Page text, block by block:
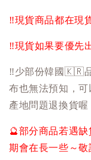
‼️現貨商品都在現
‼️現貨如果要優先
‼️少部份韓國 🇰🇷
布也無法預知，
產地問題退換貨喔
🔮部分商品若遇
期會在長一些～敬